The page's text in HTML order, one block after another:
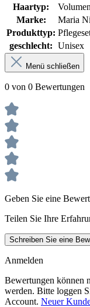
Haartyp:
Marke:
Maria
Produkttyp:
geschlecht: Unisex
Menü schließen
0 von 0 Bewertungen
Geben Sie eine
Teilen Sie Ihre
Schreiben Sie eine
Anmelden
Bewertungen können
werden. Bitte loggen
Account. Neuer